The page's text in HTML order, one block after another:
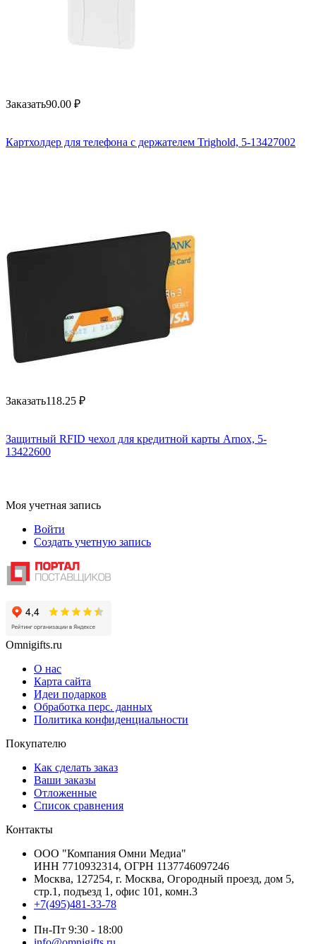
Заказать90.00 ₽
Картхолдер для телефона с держателем Trighold, 5-13427002
Заказать118.25 ₽
Защитный RFID чехол для кредитной карты Arnox, 5-
13422600
Моя учетная запись
Войти
Создать учетную запись
Omnigifts.ru
О нас
Карта сайта
Идеи подарков
Обработка перс. данных
Политика конфиденциальности
Покупателю
Как сделать заказ
Ваши заказы
Отложенные
Список сравнения
Контакты
ООО "Компания Омни Медиа"
ИНН 7710932314, ОГРН 1137746097246
Москва, 127254, г. Москва, Огородный проезд, дом 5,
стр.1, подъезд 1, офис 101, комн.3
+7(495)481-33-78
Пн-Пт 9:30 - 18:00